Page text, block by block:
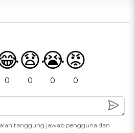
0
😧
0
😭
0
😡
0
tanggung jawab pengguna dan